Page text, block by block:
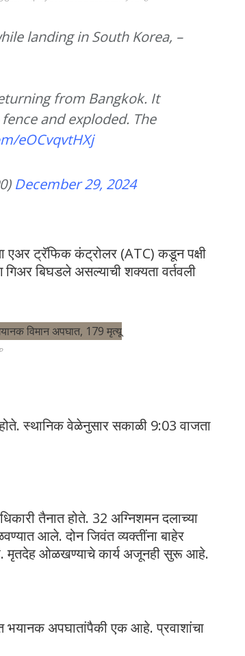
landing in South Korea, –
from Bangkok. It
and exploded. The
eOCvqvtHXj
December 29, 2024
एअर ट्रॅफिक कंट्रोलर (ATC) कडून पक्षी
गिअर बिघडले असल्याची शक्यता वर्तवली
स्थानिक वेळेनुसार सकाळी 9:03 वाजता
तैनात होते. 32 अग्निशमन दलाच्या
आले. दोन जिवंत व्यक्तींना बाहेर
मृतदेह ओळखण्याचे कार्य अजूनही सुरू आहे.
भयानक अपघातांपैकी एक आहे. प्रवाशांचा